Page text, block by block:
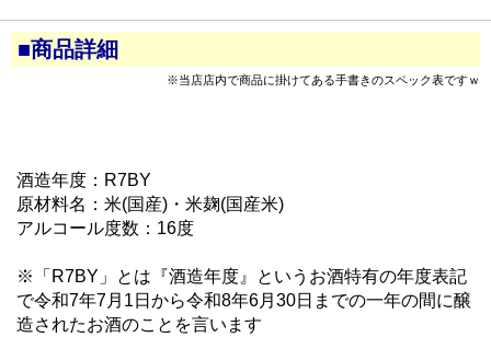
■商品詳細
※当店店内で商品に掛けてある手書きのスペック表ですｗ
酒造年度：R7BY
原材料名：米(国産)・米麹(国産米)
アルコール度数：16度
※「R7BY」とは『酒造年度』というお酒特有の年度表記
で令和7年7月1日から令和8年6月30日までの一年の間に醸
造されたお酒のことを言います